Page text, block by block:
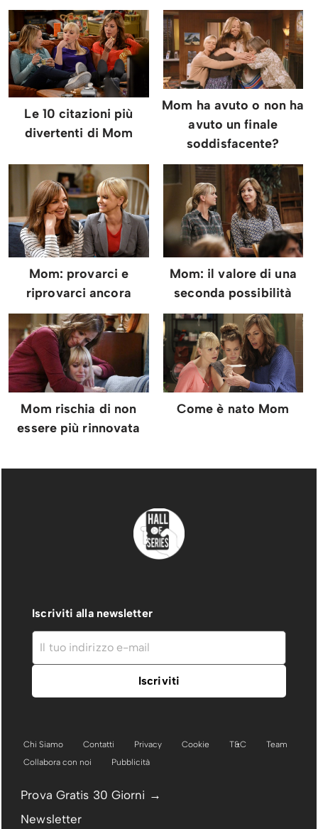
Le 10 citazioni più
divertenti di Mom
Mom ha avuto o non ha
avuto un finale
soddisfacente?
Mom: provarci e
riprovarci ancora
Mom: il valore di una
seconda possibilità
Mom rischia di non
essere più rinnovata
Come è nato Mom
Iscriviti alla newsletter
Chi Siamo Contatti Privacy Cookie T&C
Team
Collabora con noi
Pubblicità
Prova Gratis 30 Giorni →
Newsletter